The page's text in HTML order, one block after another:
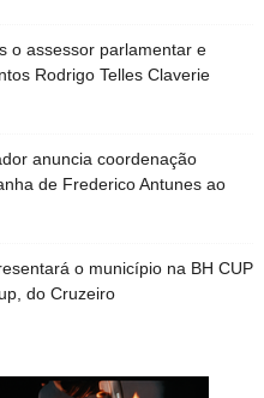
o assessor parlamentar e
Rodrigo Telles Claverie
anuncia coordenação
de Frederico Antunes ao
o município na BH CUP
do Cruzeiro